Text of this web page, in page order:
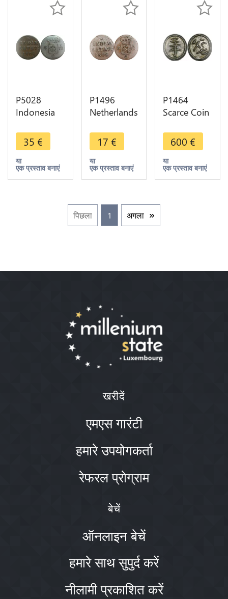
P5028
Indonesia
Indien 1/16
Stuiver
1808
Batavia ->
35 €
या
एक प्रस्ताव बनाएं
P1496
Netherlands
1 Real
Carlos IV ->
Make offer
17 €
या
एक प्रस्ताव बनाएं
P1464
Scarce Coin
Sumatra to
Identify
UNC -
>Make
600 €
या
एक प्रस्ताव बनाएं
पिछला 1 अगला
खरीदें
एमएस गारंटी
हमारे उपयोगकर्ता
रेफरल प्रोग्राम
बेचें
ऑनलाइन बेचें
हमारे साथ सुपुर्द करें
नीलामी प्रकाशित करें